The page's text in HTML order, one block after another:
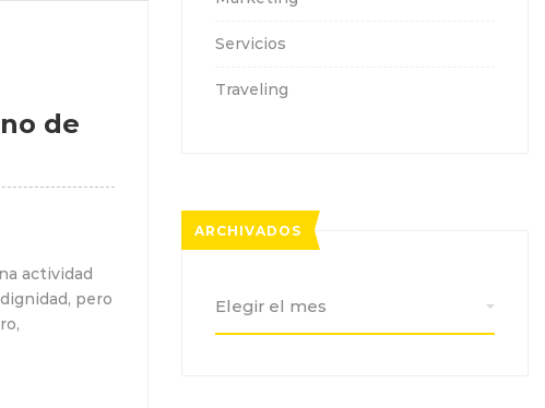
de
actividad
pero
Servicios
Traveling
ARCHIVADOS